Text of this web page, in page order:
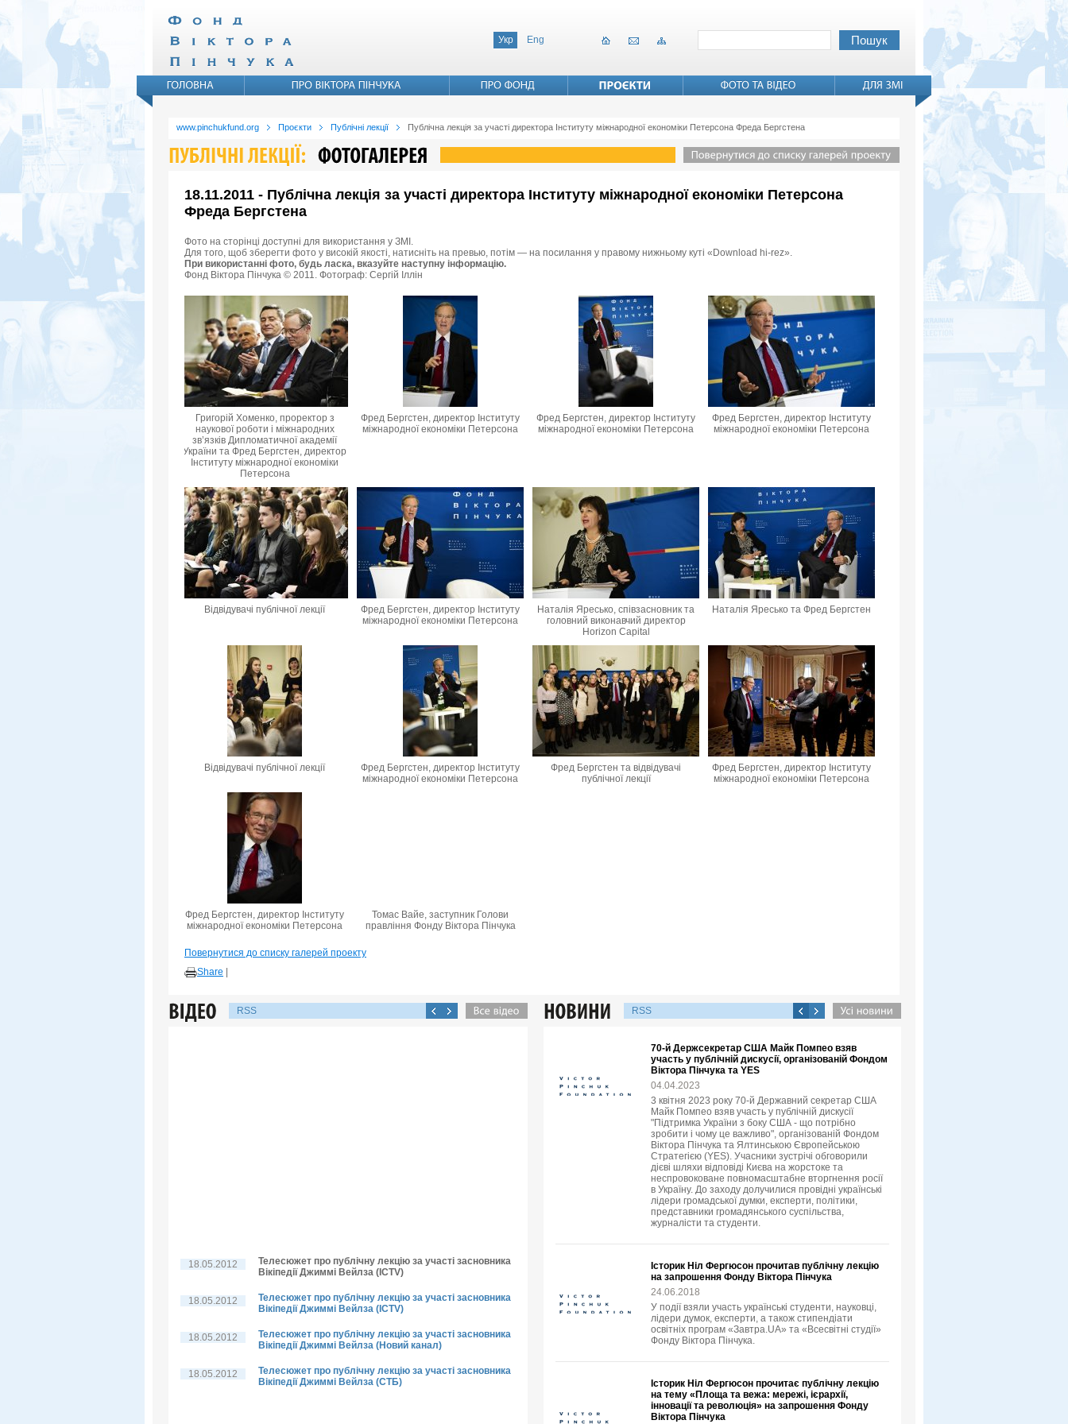
Укр Eng
www.pinchukfund.org Проєкти Публічні лекції Публічна лекція за участі директора Інституту міжнародної економіки Петерсона Фреда Бергстена
18.11.2011 - Публічна лекція за участі директора Інституту міжнародної економіки Петерсона
Фреда Бергстена
Фото на сторінці доступні для використання у ЗМІ.
Для того, щоб зберегти фото у високій якості, натисніть на превью, потім — на посилання у правому нижньому куті «Download hi-rez».
При використанні фото, будь ласка, вказуйте наступну інформацію.
Фонд Віктора Пінчука © 2011. Фотограф: Сергій Іллін
Григорій Хоменко, проректор з
наукової роботи і міжнародних
зв’язків Дипломатичної академії
України та Фред Бергстен, директор
Інституту міжнародної економіки
Петерсона
Фред Бергстен, директор Інституту
міжнародної економіки Петерсона
Фред Бергстен, директор Інституту
міжнародної економіки Петерсона
Фред Бергстен, директор Інституту
міжнародної економіки Петерсона
Відвідувачі публічної лекції
Фред Бергстен, директор Інституту
міжнародної економіки Петерсона
Наталія Яресько, співзасновник та
головний виконавчий директор
Horizon Capital
Наталія Яресько та Фред Бергстен
Відвідувачі публічної лекції
Фред Бергстен, директор Інституту
міжнародної економіки Петерсона
Фред Бергстен та відвідувачі
публічної лекції
Фред Бергстен, директор Інституту
міжнародної економіки Петерсона
Фред Бергстен, директор Інституту
міжнародної економіки Петерсона
Томас Вайе, заступник Голови
правління Фонду Віктора Пінчука
Повернутися до списку галерей проекту
Share
RSS
18.05.2012
Телесюжет про публічну лекцію за участі засновника
Вікіпедії Джиммі Вейлза (ICTV)
18.05.2012
Телесюжет про публічну лекцію за участі засновника
Вікіпедії Джиммі Вейлза (ICTV)
18.05.2012
Телесюжет про публічну лекцію за участі засновника
Вікіпедії Джиммі Вейлза (Новий канал)
18.05.2012
Телесюжет про публічну лекцію за участі засновника
Вікіпедії Джиммі Вейлза (СТБ)
RSS
70-й Держсекретар США Майк Помпео взяв
участь у публічній дискусії, організованій Фондом
Віктора Пінчука та YES
04.04.2023
3 квітня 2023 року 70-й Державний секретар США
Майк Помпео взяв участь у публічній дискусії
"Підтримка України з боку США - що потрібно
зробити і чому це важливо", організованій Фондом
Віктора Пінчука та Ялтинською Європейською
Стратегією (YES). Учасники зустрічі обговорили
дієві шляхи відповіді Києва на жорстоке та
неспровоковане повномасштабне вторгнення росії
в Україну. До заходу долучилися провідні українські
лідери громадської думки, експерти, політики,
представники громадянського суспільства,
журналісти та студенти.
Історик Ніл Фергюсон прочитав публічну лекцію
на запрошення Фонду Віктора Пінчука
24.06.2018
У події взяли участь українські студенти, науковці,
лідери думок, експерти, а також стипендіати
освітніх програм «Завтра.UA» та «Всесвітні студії»
Фонду Віктора Пінчука.
Історик Ніл Фергюсон прочитає публічну лекцію
на тему «Площа та вежа: мережі, ієрархії,
інновації та революція» на запрошення Фонду
Віктора Пінчука